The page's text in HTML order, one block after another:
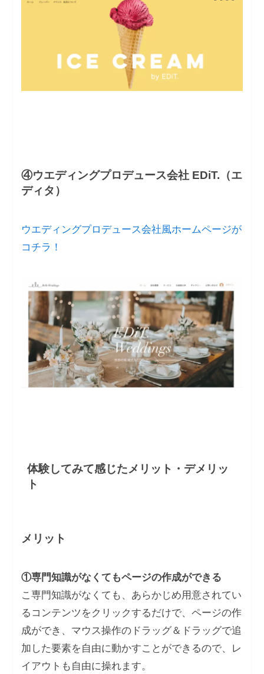
④ウエディングプロデュース会社 EDiT.（エ
ディタ）
ウエディングプロデュース会社風ホームページが
コチラ！
体験してみて感じたメリット・デメリッ
ト
メリット
①専門知識がなくてもページの作成ができる
こ専門知識がなくても、あらかじめ用意されてい
るコンテンツをクリックするだけで、ページの作
成ができ、マウス操作のドラッグ＆ドラッグで追
加した要素を自由に動かすことができるので、レ
イアウトも自由に操れます。